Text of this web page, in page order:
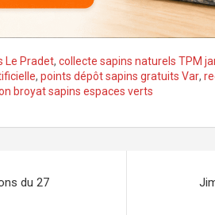
Le Pradet, collecte sapins naturels TPM
, points dépôt sapins gratuits Var,
broyat sapins espaces verts
du 27